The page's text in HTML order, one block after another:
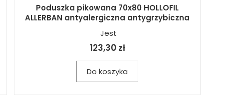
Poduszka pikowana 70x80 HOLLOFIL
ALLERBAN antyalergiczna antygrzybiczna
Jest
123,30 zł
Do koszyka